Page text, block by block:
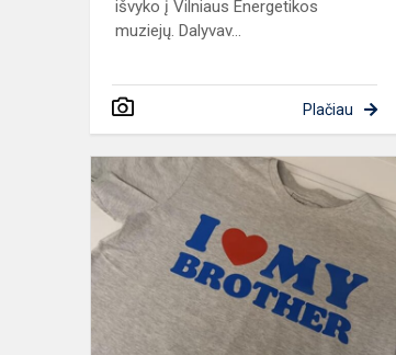
išvyko į Vilniaus Energetikos
muziejų. Dalyvav...
Plačiau